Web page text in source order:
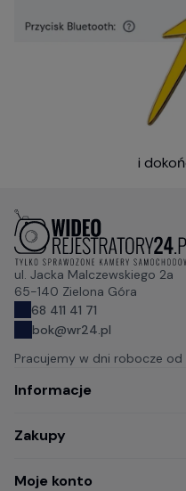
i
ul. Jacka Malczewskiego 2a
65-140 Zielona Góra
68 411 41 71
bok@wr24.pl
Pracujemy w dni robocze od
Informacje
Zakupy
Moje konto